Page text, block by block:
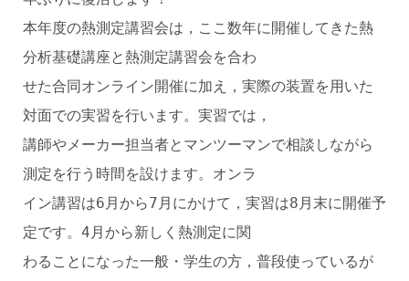
本年度の熱測定講習会は，ここ数年に開催してきた熱
分析基礎講座と熱測定講習会を合わ
せた合同オンライン開催に加え，実際の装置を用いた
対面での実習を行います。実習では，
講師やメーカー担当者とマンツーマンで相談しながら
測定を行う時間を設けます。オンラ
イン講習は6月から7月にかけて，実習は8月末に開催予
定です。4月から新しく熱測定に関
わることになった一般・学生の方，普段使っているが